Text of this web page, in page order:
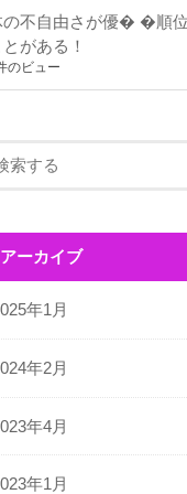
の不自由さが優� �順
がある！
のビュー
アーカイブ
年1月
年2月
年4月
年1月